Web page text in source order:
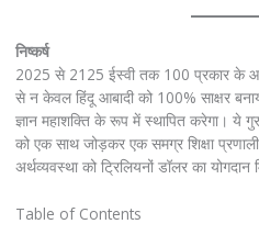
निष्कर्ष
2025 से 2125 ईस्वी तक 100 प्रकार के
से न केवल हिंदू आबादी को 100% साक्षर
ज्ञान महाशक्ति के रूप में स्थापित करेगा। ये
को एक साथ जोड़कर एक समग्र शिक्षा
अर्थव्यवस्था को ट्रिलियनों डॉलर का योगदान
Table of Contents